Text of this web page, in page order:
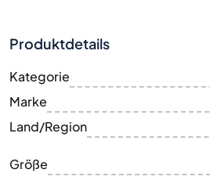
Produktdetails
Kategorie
Marke
Land/Region
Größe